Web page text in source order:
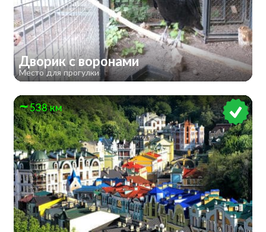
Дворик с воронами
Место для прогулки
538 км